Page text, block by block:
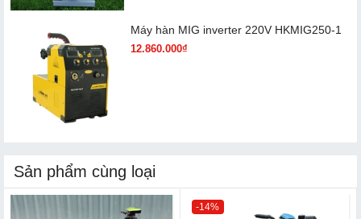
Máy hàn MIG inverter 220V HKMIG250-1
12.860.000₫
Sản phẩm cùng loại
-14%